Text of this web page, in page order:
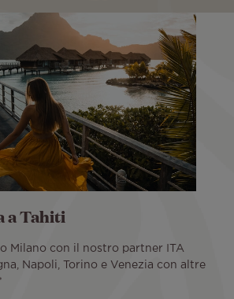
a Tahiti
Milano con il nostro partner ITA
Napoli, Torino e Venezia con altre